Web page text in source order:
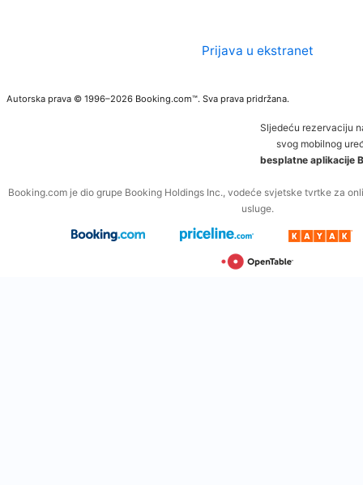
Prijava u ekstranet
Autorska prava © 1996–2026 Booking.com™. Sva prava pridržana.
Sljedeću rezervaciju
svog mobilnog
besplatne aplikacije
Booking.com je dio grupe Booking Holdings Inc., vodeće svjetske tvrtke za
usluge.